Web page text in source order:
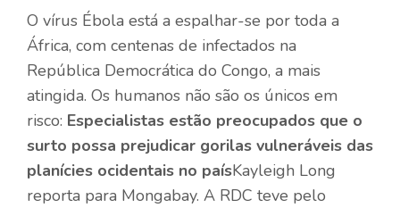
O vírus Ébola está a espalhar-se por toda a
África, com centenas de infectados na
República Democrática do Congo, a mais
atingida. Os humanos não são os únicos em
risco: Especialistas estão preocupados que o
surto possa prejudicar gorilas vulneráveis ​​das
planícies ocidentais no paísKayleigh Long
reporta para Mongabay. A RDC teve pelo